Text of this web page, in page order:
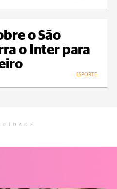
o São
o Inter para
ESPORTE